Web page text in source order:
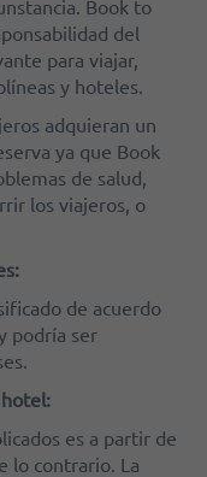
Book to
del
para viajar,
y hoteles.
adquieran un
ya que Book
de salud,
los viajeros, o
de acuerdo
podría ser
es a partir de
lo contrario. La